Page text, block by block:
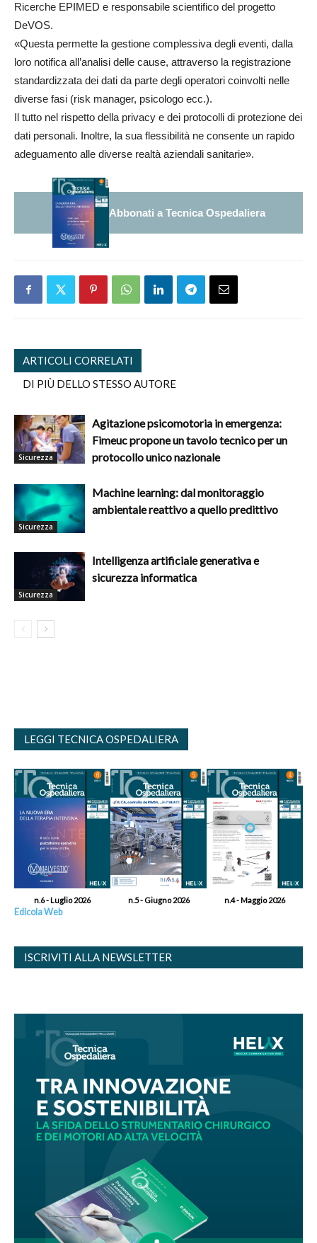
Ricerche EPIMED e responsabile scientifico del progetto
DeVOS.
«Questa permette la gestione complessiva degli eventi, dalla
loro notifica all’analisi delle cause, attraverso la registrazione
standardizzata dei dati da parte degli operatori coinvolti nelle
diverse fasi (risk manager, psicologo ecc.).
Il tutto nel rispetto della privacy e dei protocolli di protezione dei
dati personali. Inoltre, la sua flessibilità ne consente un rapido
adeguamento alle diverse realtà aziendali sanitarie».
Abbonati a Tecnica Ospedaliera
ARTICOLI CORRELATI
DI PIÙ DELLO STESSO AUTORE
Sicurezza
Agitazione psicomotoria in emergenza:
Fimeuc propone un tavolo tecnico per un
protocollo unico nazionale
Sicurezza
Machine learning: dal monitoraggio
ambientale reattivo a quello predittivo
Sicurezza
Intelligenza artificiale generativa e
sicurezza informatica
LEGGI TECNICA OSPEDALIERA
n.6 - Luglio 2026 n.5 - Giugno 2026 n.4 - Maggio 2026
Edicola Web
ISCRIVITI ALLA NEWSLETTER